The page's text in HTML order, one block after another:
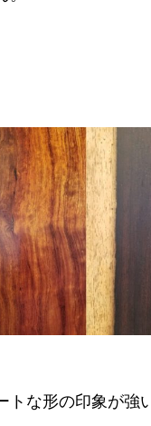
な形の印象が強